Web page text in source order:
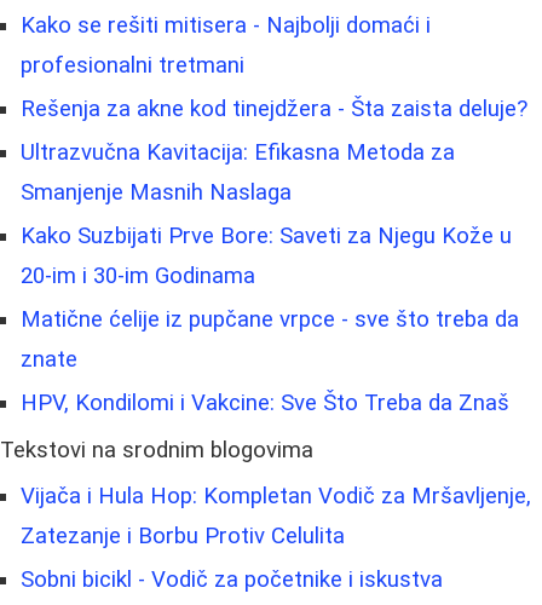
Kako se rešiti mitisera - Najbolji domaći i
profesionalni tretmani
Rešenja za akne kod tinejdžera - Šta zaista deluje?
Ultrazvučna Kavitacija: Efikasna Metoda za
Smanjenje Masnih Naslaga
Kako Suzbijati Prve Bore: Saveti za Njegu Kože u
20-im i 30-im Godinama
Matične ćelije iz pupčane vrpce - sve što treba da
znate
HPV, Kondilomi i Vakcine: Sve Što Treba da Znaš
Tekstovi na srodnim blogovima
Vijača i Hula Hop: Kompletan Vodič za Mršavljenje,
Zatezanje i Borbu Protiv Celulita
Sobni bicikl - Vodič za početnike i iskustva